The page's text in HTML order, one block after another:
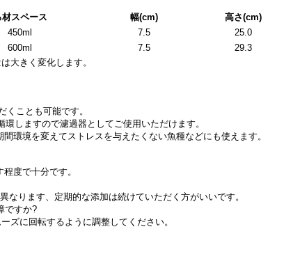
材スペース 幅(cm)
高さ(cm)
450ml 7.5
25.0
600ml 7.5
29.3
大きく変化します。
ことも可能です。
しますので濾過器としてご使用いただけます。
環境を変えてストレスを与えたくない魚種などにも使えます。
度で十分です。
ります、定期的な添加は続けていただく方がいいです。
ですか?
ズに回転するように調整してください。